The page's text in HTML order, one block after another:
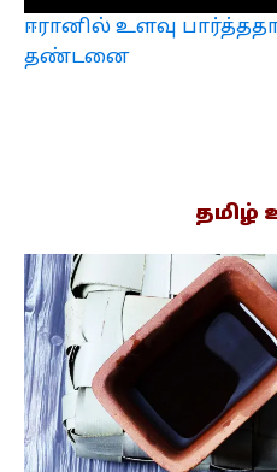
ஈரானில் உளவு
தண்டனை
தமிழ்